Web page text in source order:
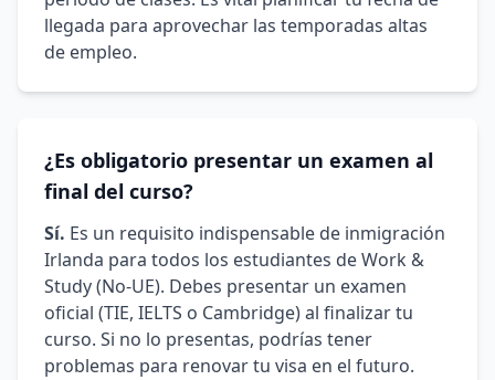
llegada para aprovechar las temporadas altas
de empleo.
¿Es obligatorio presentar un examen al
final del curso?
Sí. Es un requisito indispensable de inmigración
Irlanda para todos los estudiantes de Work &
Study (No-UE). Debes presentar un examen
oficial (TIE, IELTS o Cambridge) al finalizar tu
curso. Si no lo presentas, podrías tener
problemas para renovar tu visa en el futuro.